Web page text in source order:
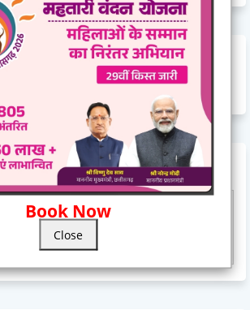
Book Now
Close